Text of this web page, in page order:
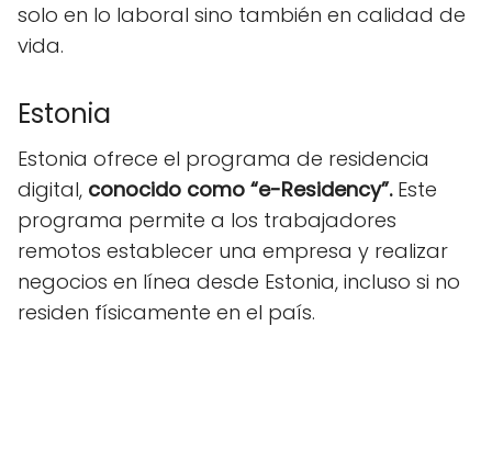
solo en lo laboral sino también en calidad de
vida.
Estonia
Estonia ofrece el programa de residencia
digital, conocido como “e-Residency”.Este
programa permite a los trabajadores
remotos establecer una empresa y realizar
negocios en línea desde Estonia, incluso si no
residen físicamente en el país.